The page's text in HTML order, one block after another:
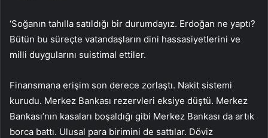
‘Soğanın tahılla satıldığı bir durumdayız. Erdoğan ne yaptı?
Bütün bu süreçte vatandaşların dini hassasiyetlerini ve
milli duygularını suistimal ettiler.
Finansmana erişim son derece zorlaştı. Nakit sistemi
kurudu. Merkez Bankası rezervleri eksiye düştü. Merkez
Bankası’nın kasaları boşaldığı gibi Merkez Bankası da artık
borca ​​battı. Ulusal para birimini de sattılar. Döviz